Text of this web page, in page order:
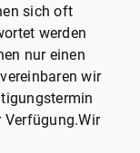
sich oft
werden
nur einen
wir
Verfügung.Wir